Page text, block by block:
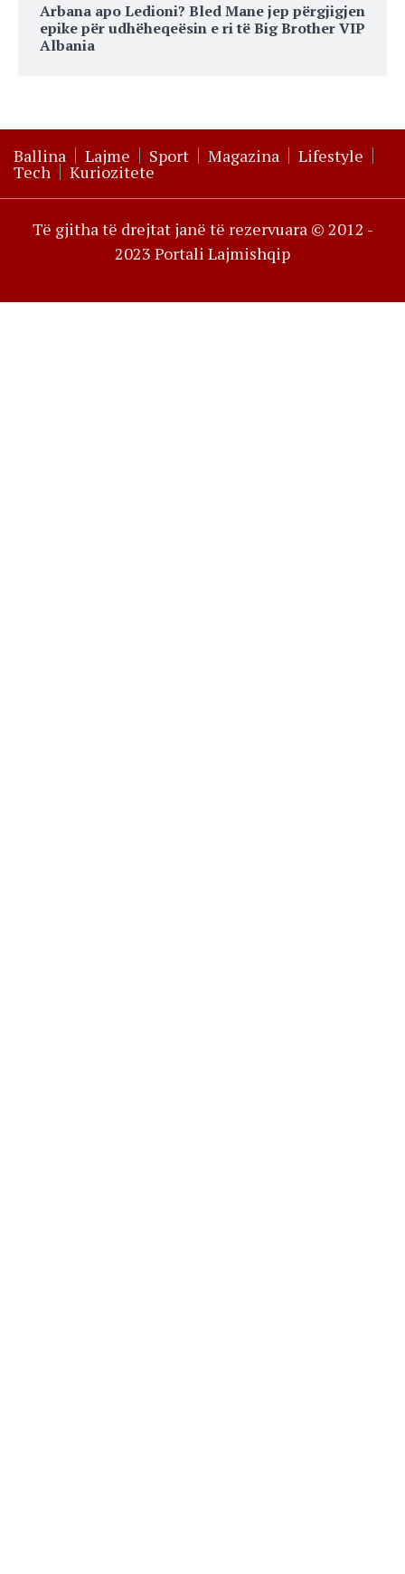
Arbana apo Ledioni? Bled Mane jep përgjigjen
epike për udhëheqeësin e ri të Big Brother VIP
Albania
Ballina Lajme Sport Magazina Lifestyle
Tech Kuriozitete
Të gjitha të drejtat janë të rezervuara © 2012 -
2023 Portali Lajmishqip